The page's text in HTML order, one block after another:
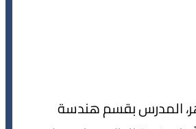
المدرس بقسم هندسة